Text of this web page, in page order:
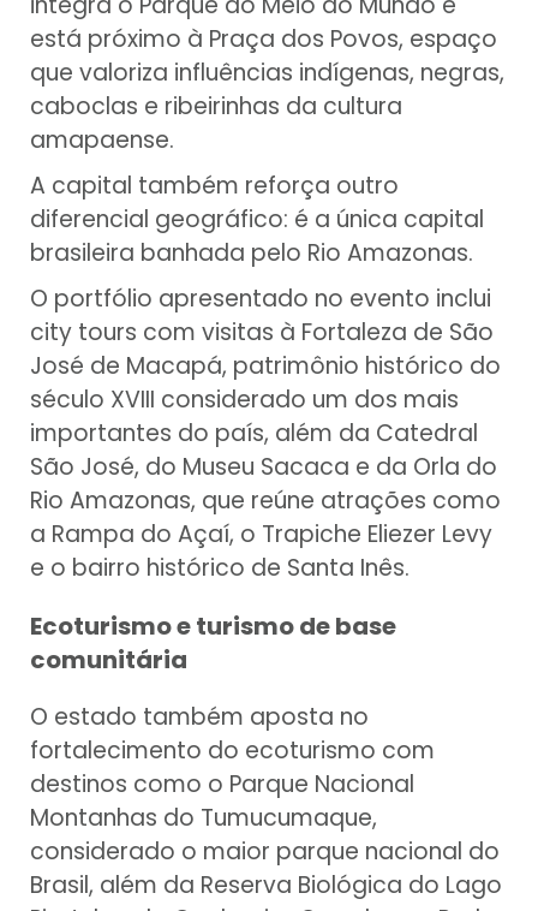
está próximo à Praça dos Povos, espaço
que valoriza influências indígenas, negras,
caboclas e ribeirinhas da cultura
amapaense.
A capital também reforça outro
diferencial geográfico: é a única capital
brasileira banhada pelo Rio Amazonas.
O portfólio apresentado no evento inclui
city tours com visitas à Fortaleza de São
José de Macapá, patrimônio histórico do
século XVIII considerado um dos mais
importantes do país, além da Catedral
São José, do Museu Sacaca e da Orla do
Rio Amazonas, que reúne atrações como
a Rampa do Açaí, o Trapiche Eliezer Levy
e o bairro histórico de Santa Inês.
Ecoturismo e turismo de base
comunitária
O estado também aposta no
fortalecimento do ecoturismo com
destinos como o Parque Nacional
Montanhas do Tumucumaque,
considerado o maior parque nacional do
Brasil, além da Reserva Biológica do Lago